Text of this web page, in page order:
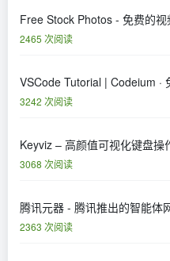
Free Stock
2465 次阅读
VSCode Tutorial | Codeium ·
3242 次阅读
Keyviz – 高颜值可视化键盘操
3068 次阅读
腾讯元器 - 腾讯推出的智能体
2363 次阅读